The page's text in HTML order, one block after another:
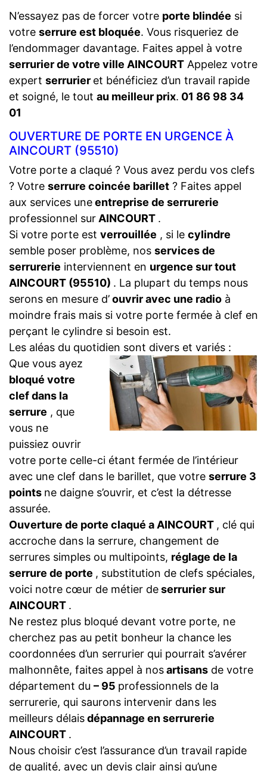
N’essayez pas de forcer votre porte blindée si
votre serrure est bloquée. Vous risqueriez de
l’endommager davantage. Faites appel à votre
serrurier de votre ville AINCOURT Appelez votre
expert serrurier et bénéficiez d’un travail rapide
et soigné, le tout au meilleur prix. 01 86 98 34
01
OUVERTURE DE PORTE EN URGENCE À
AINCOURT (95510)
Votre porte a claqué ? Vous avez perdu vos clefs
? Votre serrure coincée barillet ? Faites appel
aux services uneentreprise de serrurerie
professionnel sur AINCOURT .
Si votre porte est verrouillée , si le cylindre
semble poser problème, nos services de
serrurerie interviennent en urgence sur tout
AINCOURT (95510) . La plupart du temps nous
serons en mesure d’ouvrir avec une radio à
moindre frais mais si votre porte fermée à clef en
perçant le cylindre si besoin est.
Les aléas du quotidien sont divers et variés :
Que vous ayez
bloqué votre
clef dans la
serrure , que
vous ne
puissiez ouvrir
votre porte celle-ci étant fermée de l’intérieur
avec une clef dans le barillet, que votre serrure 3
points ne daigne s’ouvrir, et c’est la détresse
assurée.
Ouverture de porte claqué a AINCOURT , clé qui
accroche dans la serrure, changement de
serrures simples ou multipoints, réglage de la
serrure de porte , substitution de clefs spéciales,
voici notre cœur de métier deserrurier sur
AINCOURT .
Ne restez plus bloqué devant votre porte, ne
cherchez pas au petit bonheur la chance les
coordonnées d’un serrurier qui pourrait s’avérer
malhonnête, faites appel à nosartisans de votre
département du – 95 professionnels de la
serrurerie, qui saurons intervenir dans les
meilleurs délaisdépannage en serrurerie
AINCOURT .
Nous choisir c’est l’assurance d’un travail rapide
de qualité, avec un devis clair ainsi qu’une